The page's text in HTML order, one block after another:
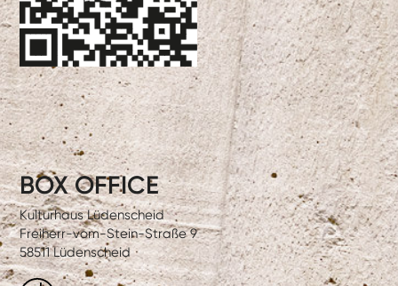
BOX OFFICE
Kulturhaus Lüdenscheid
Freiherr-vom-Stein-Straße 9
58511 Lüdenscheid